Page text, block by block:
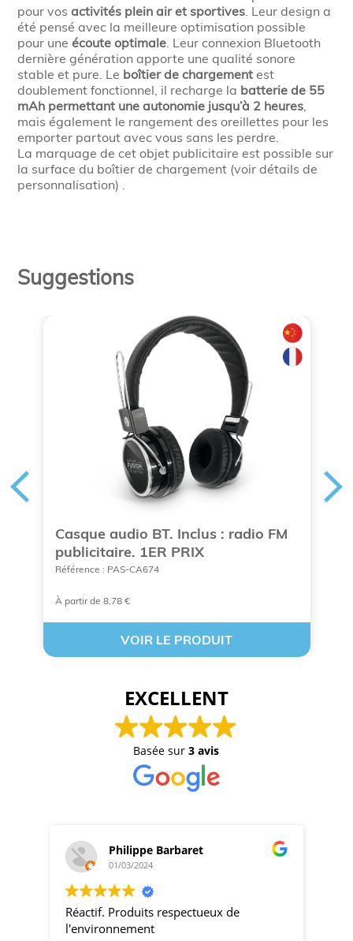
pour vosactivités plein air et sportives. Leur design a
été pensé avec la meilleure optimisation possible
pour uneécoute optimale. Leur connexion Bluetooth
dernière génération apporte une qualité sonore
stable et pure. Le boîtier de chargement est
doublement fonctionnel, il recharge la batterie de 55
mAh permettant une autonomie jusqu’à 2 heures,
mais également le rangement des oreillettes pour les
emporter partout avec vous sans les perdre.
La marquage de cet objet publicitaire est possible sur
la surface du boîtier de chargement (voir détails de
personnalisation) .
Suggestions
Casque audio BT. Inclus : radio FM
publicitaire. 1ER PRIX
Référence : PAS-CA674
À partir de 8,78 €
VOIR LE PRODUIT
EXCELLENT
Basée sur3 avis
Philippe Barbaret
01/03/2024
Réactif. Produits respectueux de
l'environnement